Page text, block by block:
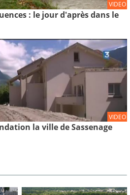
VIDEO
: le jour d'après dans le
VIDEO
la ville de Sassenage